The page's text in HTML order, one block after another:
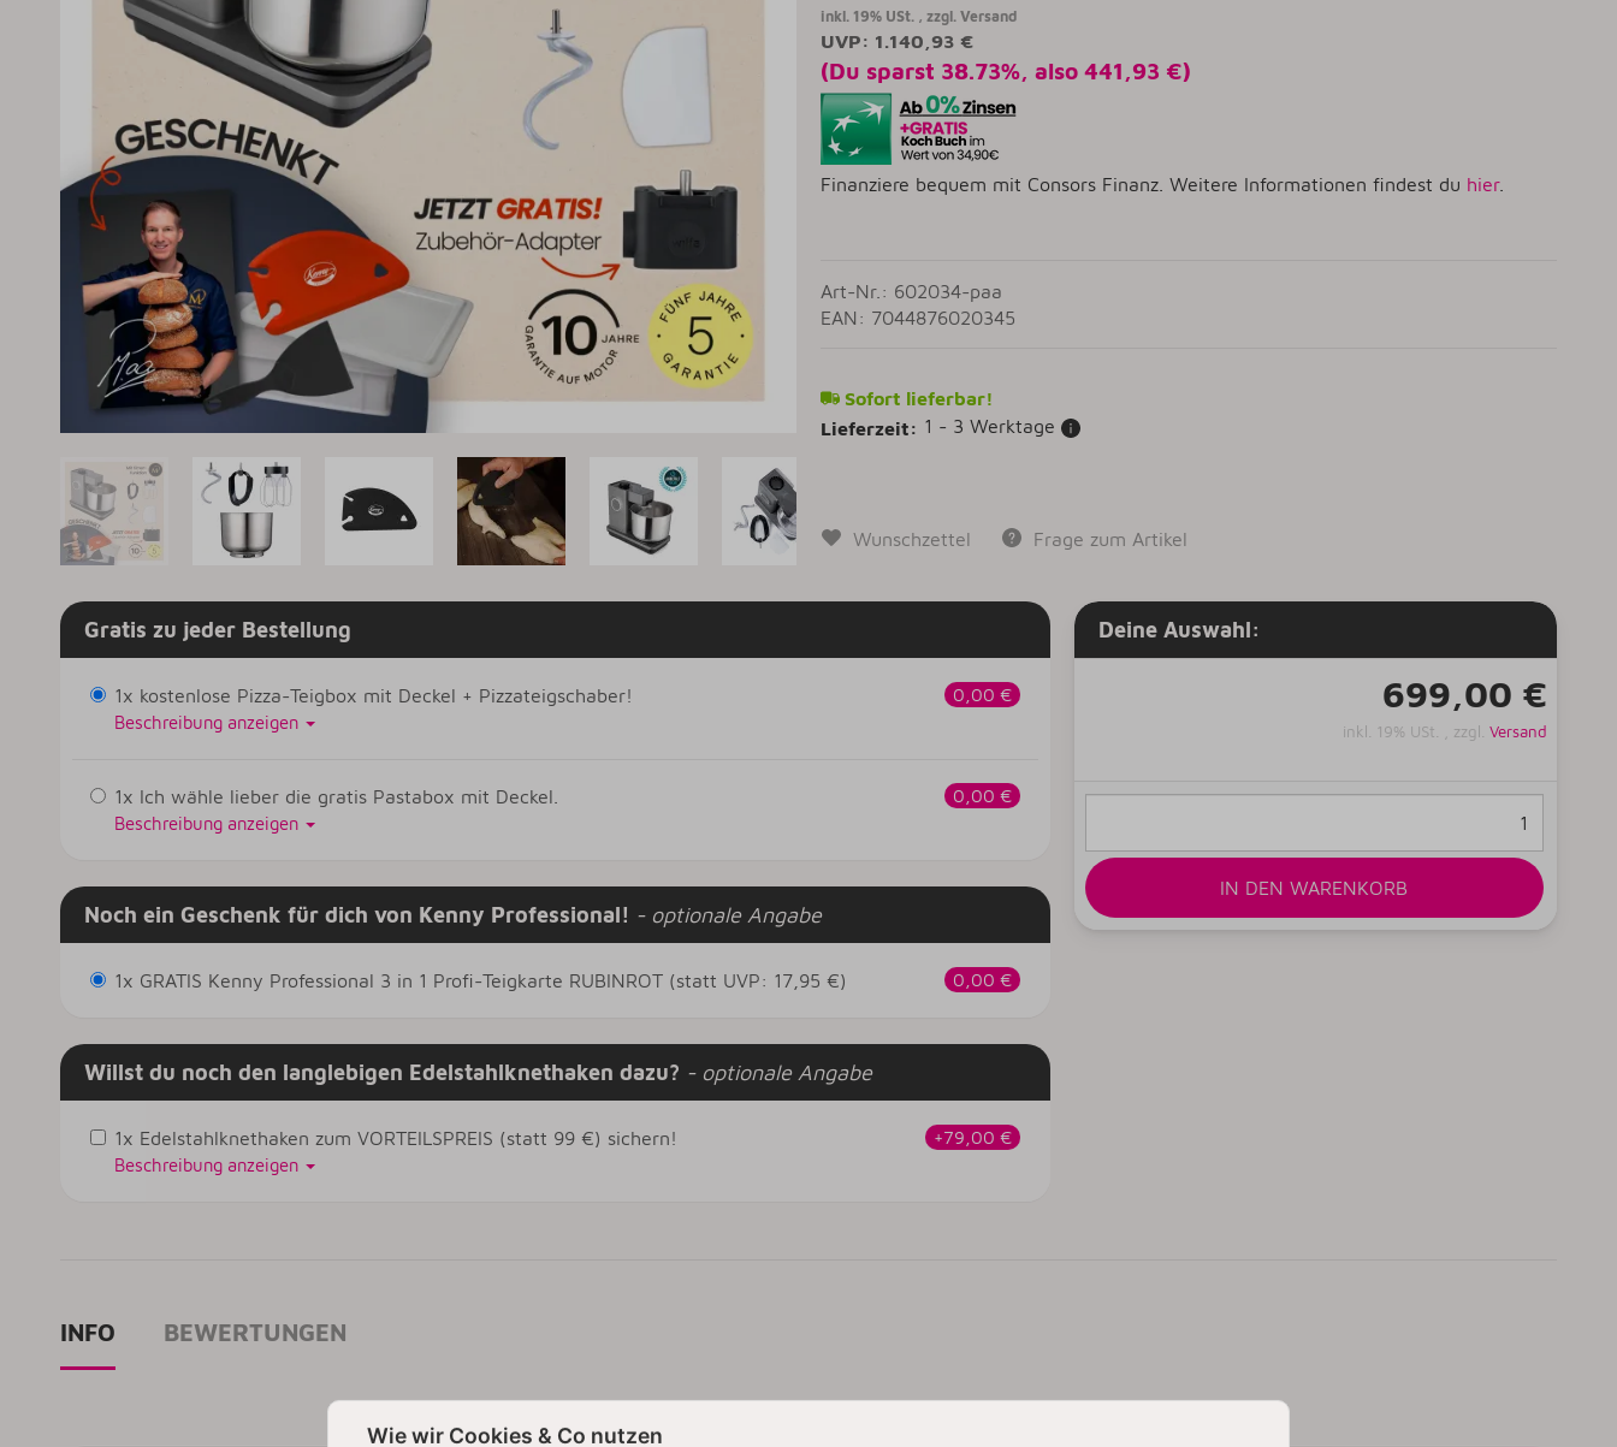
inkl. 19% USt. , zzgl. Versand
UVP: 1.140,93 €
(Du sparst 38.73%, also 441,93 €)
Finanziere bequem mit Consors Finanz. Weitere Informationen findest du hier.
Art-Nr.: 602034-paa
EAN: 7044876020345
Sofort lieferbar!
Lieferzeit: 1 - 3 Werktage
Wunschzettel Frage zum Artikel
Gratis zu jeder Bestellung
1x kostenlose Pizza-Teigbox mit Deckel + Pizzateigschaber!
0,00 €
Beschreibung anzeigen
1x Ich wähle lieber die gratis Pastabox mit Deckel.
0,00 €
Beschreibung anzeigen
Noch ein Geschenk für dich von Kenny Professional! - optionale Angabe
1x GRATIS Kenny Professional 3 in 1 Profi-Teigkarte RUBINROT (statt UVP: 17,95 €) 0,00 €
Willst du noch den langlebigen Edelstahlknethaken dazu? - optionale Angabe
1x Edelstahlknethaken zum VORTEILSPREIS (statt 99 €) sichern!
+79,00 €
Beschreibung anzeigen
Deine Auswahl:
699,00 €
inkl. 19% USt. , zzgl. Versand
IN DEN WARENKORB
INFO BEWERTUNGEN
Wie wir Cookies & Co nutzen